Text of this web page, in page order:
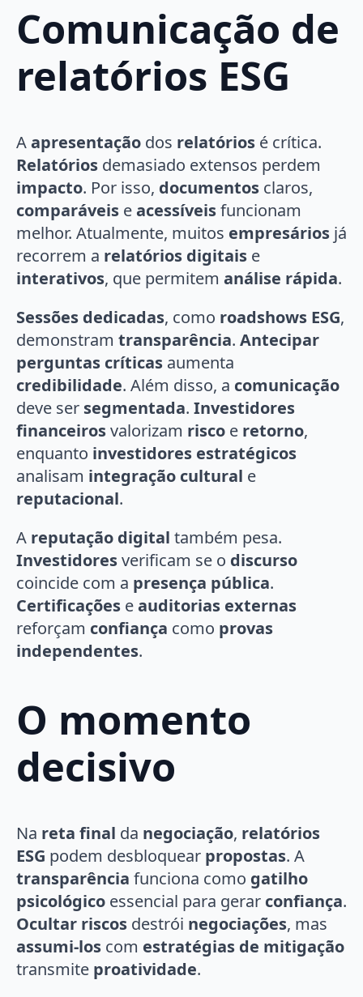
Comunicação de
relatórios ESG
Aapresentação dos relatórios é crítica.
Relatórios demasiado extensos perdem
impacto. Por isso, documentos claros,
comparáveis eacessíveisfuncionam
melhor. Atualmente, muitos empresários já
recorrem a relatórios digitais e
interativos, que permitem análise rápida.
Sessões dedicadas, como roadshows ESG,
demonstram transparência. Antecipar
perguntas críticas aumenta
credibilidade. Além disso, a comunicação
deve ser segmentada. Investidores
financeirosvalorizam risco e retorno,
enquanto investidores estratégicos
analisam integração cultural e
reputacional.
A reputação digital também pesa.
Investidoresverificam se o discurso
coincide com a presença pública.
Certificações eauditorias externas
reforçam confiança como provas
independentes.
O momento
decisivo
Na reta final da negociação, relatórios
ESG podem desbloquear propostas. A
transparência funciona como gatilho
psicológico essencial para gerar confiança.
Ocultar riscos destrói negociações, mas
assumi-los com estratégias de mitigação
transmite proatividade.